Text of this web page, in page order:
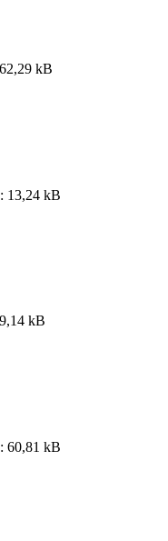
kB
13,24 kB
kB
60,81 kB